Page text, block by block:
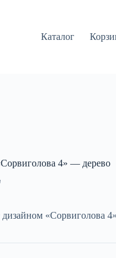
Каталог
4» — дерево
«Сорвиголова